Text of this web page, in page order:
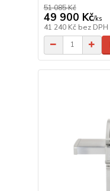
51 085 Kč
49 900 Kč/ks
41 240 Kč bez DPH